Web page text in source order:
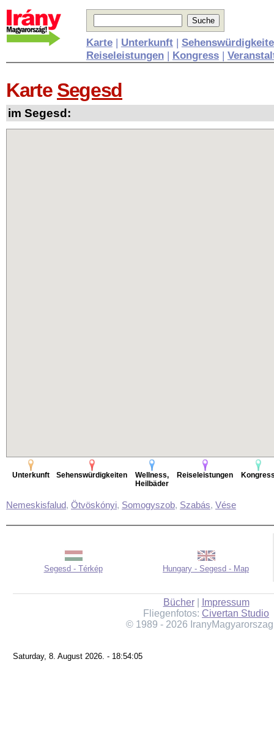
Karte| Unterkunft|
Reiseleistungen| Kongress|
Karte Segesd
im Segesd:
Unterkunft Sehenswürdigkeiten
Wellness,
Heilbäder
Reiseleistungen
Nemeskisfalud, Ötvöskónyi, Somogyszob, Szabás, Vése
Segesd - Térkép Hungary - Segesd - Map
Bücher|
Impressum
Fliegenfotos: Civertan Studio
© 1989 - 2026
Saturday, 8. August 2026. - 18:54:05